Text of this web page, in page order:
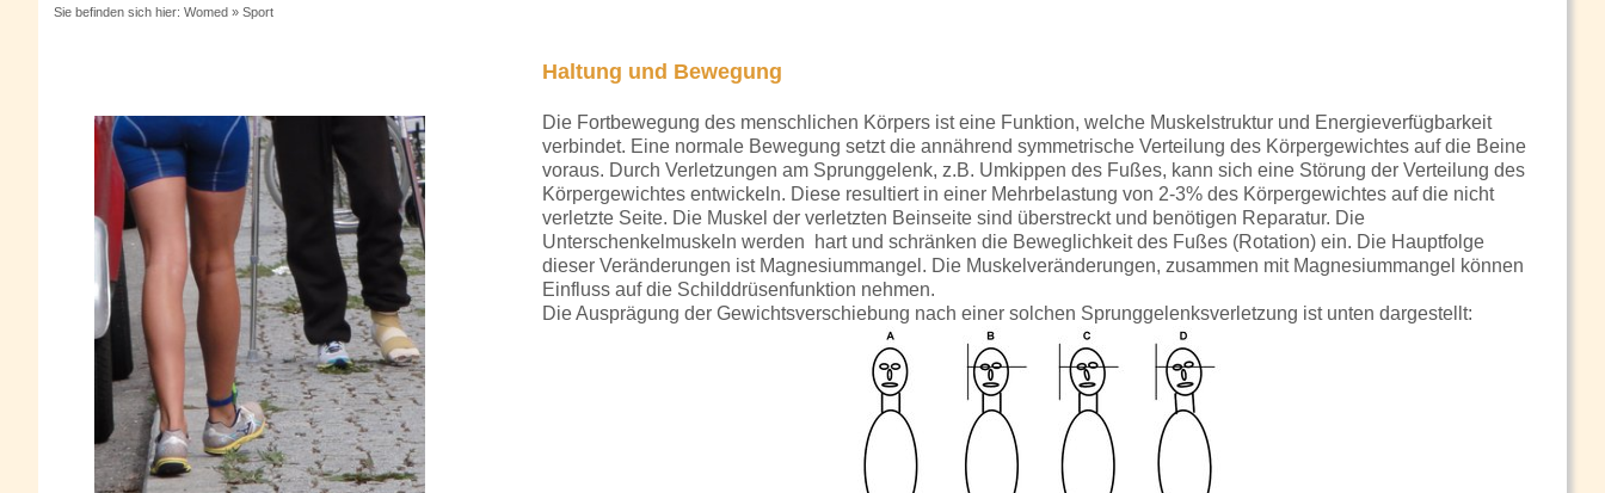
Sie befinden sich hier: Womed» Sport
Haltung und Bewegung
Die Fortbewegung des menschlichen Körpers ist eine Funktion, welche Muskelstruktur und Energieverfügbarkeit
verbindet. Eine normale Bewegung setzt die annährend symmetrische Verteilung des Körpergewichtes auf die Beine
voraus. Durch Verletzungen am Sprunggelenk, z.B. Umkippen des Fußes, kann sich eine Störung der Verteilung des
Körpergewichtes entwickeln. Diese resultiert in einer Mehrbelastung von 2-3% des Körpergewichtes auf die nicht
verletzte Seite. Die Muskel der verletzten Beinseite sind überstreckt und benötigen Reparatur. Die
Unterschenkelmuskeln werden hart und schränken die Beweglichkeit des Fußes (Rotation) ein. Die Hauptfolge
dieser Veränderungen ist Magnesiummangel. Die Muskelveränderungen, zusammen mit Magnesiummangel können
Einfluss auf die Schilddrüsenfunktion nehmen.
Die Ausprägung der Gewichtsverschiebung nach einer solchen Sprunggelenksverletzung ist unten dargestellt: